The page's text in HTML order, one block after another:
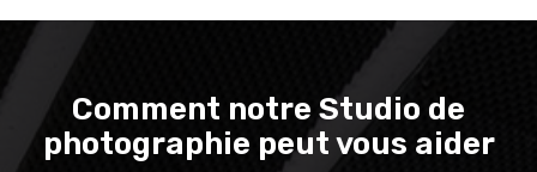
Comment notre Studio de
photographie peut vous aider